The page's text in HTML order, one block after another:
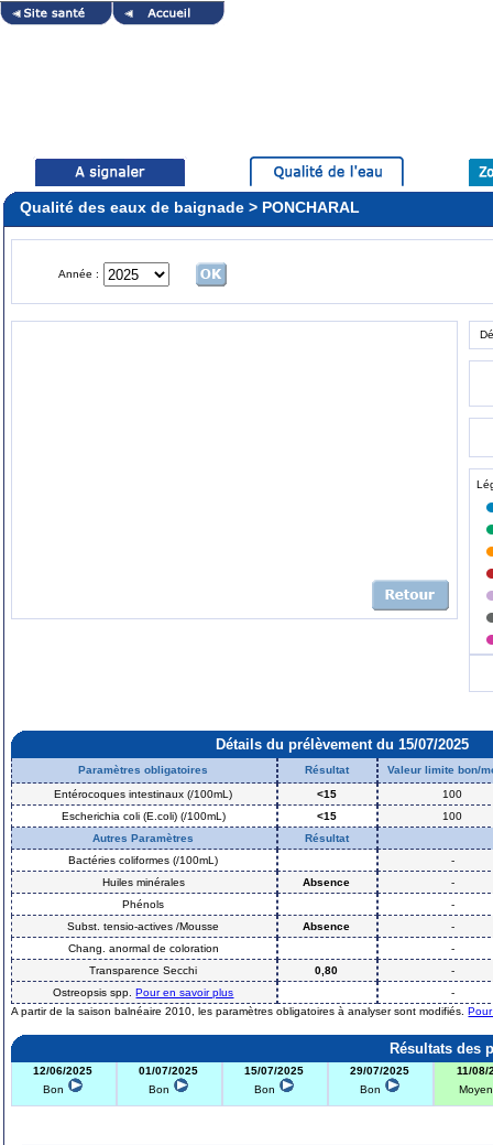
Qualité des eaux de baignade > PONCHARAL
Année :
Détails du prélèvement du 15/07/2025
Paramètres obligatoires Résultat
Valeur limite bon/
Entérocoques intestinaux (/100mL)
<15
100
Escherichia coli (E.coli) (/100mL)
<15
100
Autres Paramètres
Résultat
Bactéries coliformes (/100mL)
-
Huiles minérales
Absence
-
Phénols
-
Subst. tensio-actives /Mousse
Absence
-
Chang. anormal de coloration
-
Transparence Secchi
0,80
-
Ostreopsis spp.Pour en savoir plus
-
A partir de la saison balnéaire 2010, les paramètres obligatoires à analyser sont modifiés.
Résultats des
12/06/2025
Bon
01/07/2025
Bon
15/07/2025
Bon
29/07/2025
Bon
11/08/